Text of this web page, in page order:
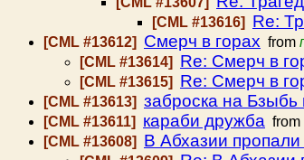
[CML #13616] Re:
[CML #13612] Смерч в горах from
[CML #13614] Re: Смерч в
[CML #13615] Re: Смерч в
[CML #13613] заброска на Бзыбь
[CML #13611] караби дружба from
[CML #13608] В Абхазии